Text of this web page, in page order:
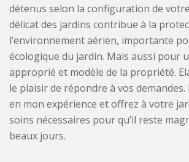
détenus selon la configuration de
délicat des jardins contribue à la
l’environnement aérien, importante
écologique du jardin. Mais aussi pour
approprié et modèle de la propriété.
le plaisir de répondre à vos demandes.
en mon expérience et offrez à votre
soins nécessaires pour qu’il reste
beaux jours.